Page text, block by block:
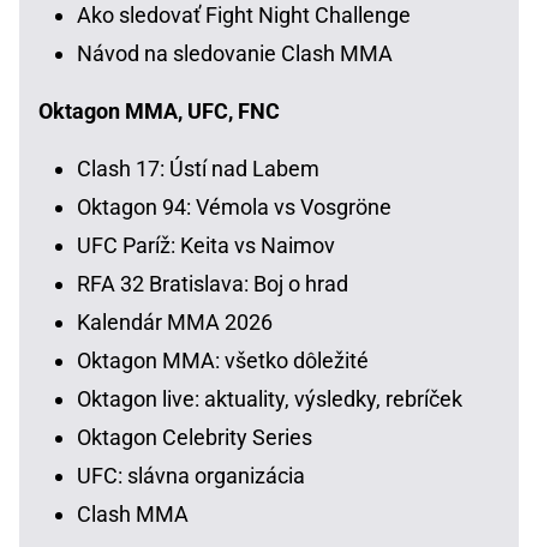
Ako sledovať Fight Night Challenge
Návod na sledovanie Clash MMA
Oktagon MMA, UFC, FNC
Clash 17: Ústí nad Labem
Oktagon 94: Vémola vs Vosgröne
UFC Paríž: Keita vs Naimov
RFA 32 Bratislava: Boj o hrad
Kalendár MMA 2026
Oktagon MMA: všetko dôležité
Oktagon live: aktuality, výsledky, rebríček
Oktagon Celebrity Series
UFC: slávna organizácia
Clash MMA